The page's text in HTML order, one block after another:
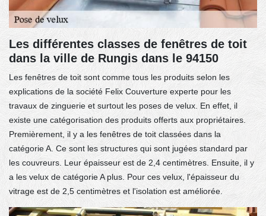
Les différentes classes de fenêtres de toit
dans la ville de Rungis dans le 94150
Les fenêtres de toit sont comme tous les produits selon les
explications de la société Felix Couverture experte pour les
travaux de zinguerie et surtout les poses de velux. En effet, il
existe une catégorisation des produits offerts aux propriétaires.
Premièrement, il y a les fenêtres de toit classées dans la
catégorie A. Ce sont les structures qui sont jugées standard par
les couvreurs. Leur épaisseur est de 2,4 centimètres. Ensuite, il y
a les velux de catégorie A plus. Pour ces velux, l'épaisseur du
vitrage est de 2,5 centimètres et l'isolation est améliorée.